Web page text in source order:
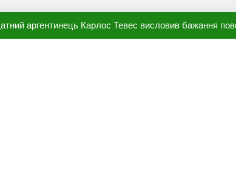
аргентинець Карлос Тевес висловив бажання